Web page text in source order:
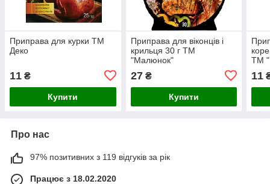
Приправа для курки ТМ
Деко
11 ₴
Купити
Приправа для віконців і
крильця 30 г ТМ
"Малюнок"
27₴
Купити
ТМ
11
Про нас
97% позитивних з 119 відгуків за рік
Працює з 18.02.2020